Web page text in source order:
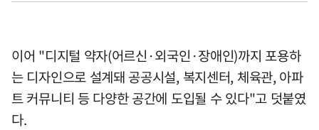
이어 "디지털 약자(어르신·외국인·장애인)까지 포용하
는 디자인으로 설계돼 공공시설, 복지센터, 체육관, 아파
트 커뮤니티 등 다양한 공간에 도입될 수 있다"고 덧붙였
다.